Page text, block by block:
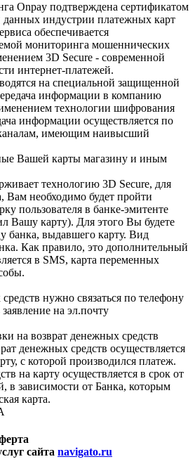
Onpay подтверждена сертификатом
данных индустрии платежных карт
обеспечивается
мониторинга мошеннических
3D Secure - современной
интернет-платежей.
на специальной защищенной
информации в компанию
технологии шифрования
информации осуществляется по
имеющим наивысший
Вашей карты магазину и иным
технологию 3D Secure, для
Вам необходимо будет пройти
пользователя в банке-эмитенте
Вашу карту). Для этого Вы будете
банка, выдавшего карту. Вид
Как правило, это дополнительный
в SMS, карта переменных
нужно связаться по телефону
на эл.почту
на возврат денежных средств
денежных средств осуществляется
с которой производился платеж.
на карту осуществляется в срок от
в зависимости от Банка, которым
карта.
сайта navigato.ru